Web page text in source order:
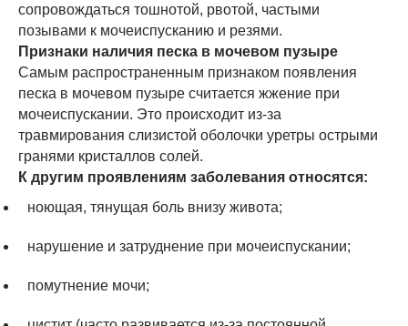
сопровождаться тошнотой, рвотой, частыми
позывами к мочеиспусканию и резями.
Признаки наличия песка в мочевом пузыре
Самым распространенным признаком появления
песка в мочевом пузыре считается жжение при
мочеиспускании. Это происходит из-за
травмирования слизистой оболочки уретры острыми
гранями кристаллов солей.
К другим проявлениям заболевания относятся:
ноющая, тянущая боль внизу живота;
нарушение и затруднение при мочеиспускании;
помутнение мочи;